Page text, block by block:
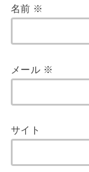
名前 ※
メール ※
サイト